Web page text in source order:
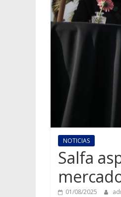
NOTICIAS
Salfa
01/08/2025